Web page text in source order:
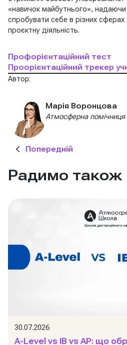
«навичок майбутнього», надаючи
спробувати себе в різних сферах
проєктну діяльність.
Профорієнтаційний тест
Проорієнтаційний трекер
Автор:
Марія Воронцова
Атмосферна помічниця
Попередній
Радимо також
30.07.2026
A-Level vs IB vs AP: що